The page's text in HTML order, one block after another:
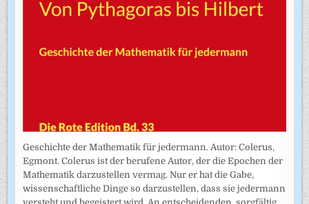
Geschichte der Mathematik für jedermann. Autor: Colerus,
Egmont. Colerus ist der berufene Autor, der die Epochen der
Mathematik darzustellen vermag. Nur er hat die Gabe,
wissenschaftliche Dinge so darzustellen, dass sie jedermann